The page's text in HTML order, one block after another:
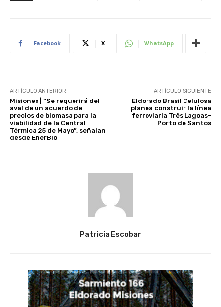
Facebook X WhatsApp
ARTÍCULO ANTERIOR
Misiones | “Se requerirá del
aval de un acuerdo de
precios de biomasa para la
viabilidad de la Central
Térmica 25 de Mayo”, señalan
desde EnerBio
ARTÍCULO SIGUIENTE
Eldorado Brasil Celulosa
planea construir la línea
ferroviaria Três Lagoas-
Porto de Santos
Patricia Escobar